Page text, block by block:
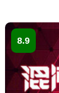
8.9